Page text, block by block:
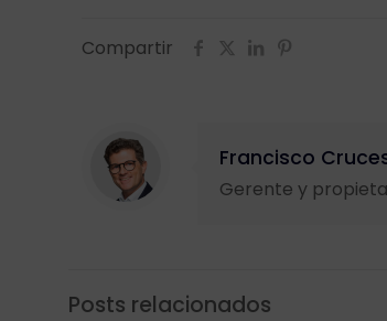
Compartir
Francisco
Gerente y
Posts relacionados